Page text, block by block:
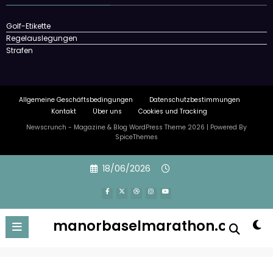
Golf-Etikette
Regelauslegungen
Strafen
Allgemeine Geschäftsbedingungen
Datenschutzbestimmungen
Kontakt
Über uns
Cookies und Tracking
Newscrunch - Magazine & Blog WordPress Theme 2026 | Powered By
SpiceThemes
18/06/2026
manorbaselmarathon.ch